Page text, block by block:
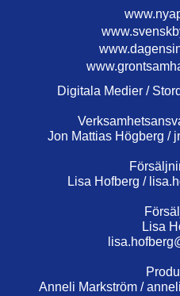
Digitala Medier /
Jon Mattias Högberg /
Lisa Hofberg /
Lisa
Anneli Markström /